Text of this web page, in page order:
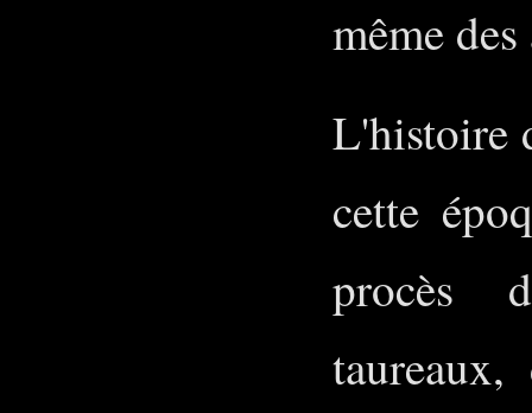
même
L'histoire
cette
procès
taureaux,